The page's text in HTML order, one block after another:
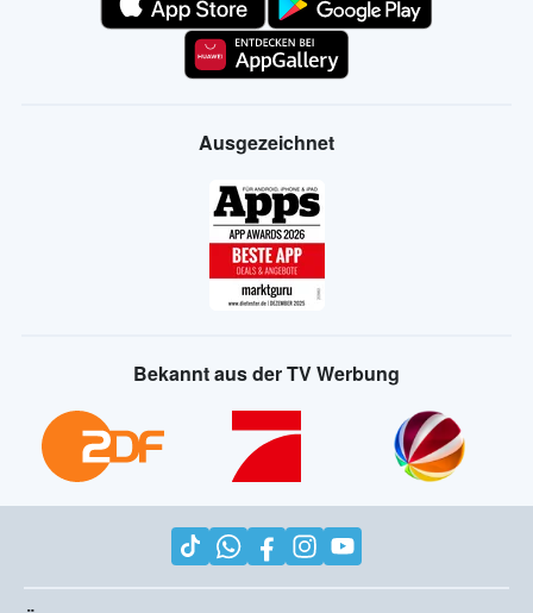
Ausgezeichnet
Bekannt aus der TV Werbung